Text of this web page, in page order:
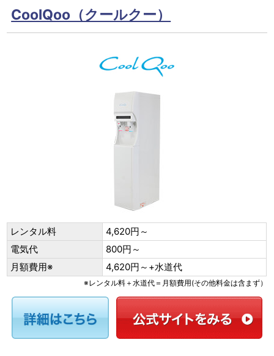
CoolQoo（クールクー）
レンタル料
4,620円～
電気代
800円～
月額費用※
4,620円～+水道代
※レンタル料＋水道代＝月額費用(その他料金は含まず）